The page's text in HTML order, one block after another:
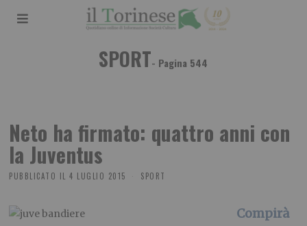
SPORT- Pagina 544
Neto ha firmato: quattro anni con
la Juventus
PUBBLICATO IL 4 LUGLIO 2015 SPORT
Compirà